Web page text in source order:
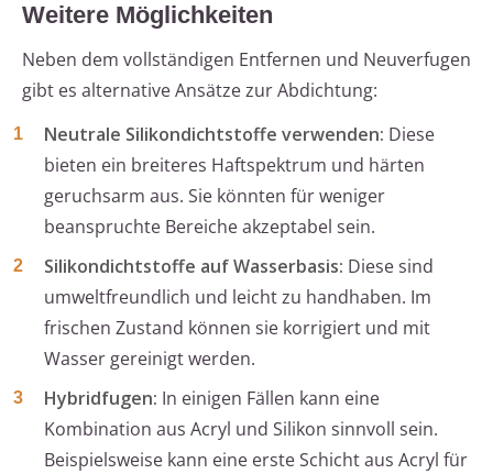
Weitere Möglichkeiten
Neben dem vollständigen Entfernen und Neuverfugen
gibt es alternative Ansätze zur Abdichtung:
Neutrale Silikondichtstoffe verwenden: Diese
bieten ein breiteres Haftspektrum und härten
geruchsarm aus. Sie könnten für weniger
beanspruchte Bereiche akzeptabel sein.
Silikondichtstoffe auf Wasserbasis: Diese sind
umweltfreundlich und leicht zu handhaben. Im
frischen Zustand können sie korrigiert und mit
Wasser gereinigt werden.
Hybridfugen: In einigen Fällen kann eine
Kombination aus Acryl und Silikon sinnvoll sein.
Beispielsweise kann eine erste Schicht aus Acryl für